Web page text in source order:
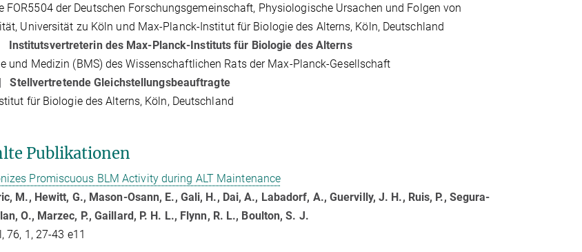
FOR5504 der Deutschen Forschungsgemeinschaft, Physiologische Ursachen und Folgen von
Universität zu Köln und Max-Planck-Institut für Biologie des Alterns, Köln, Deutschland
Institutsvertreterin des Max-Planck-Instituts für Biologie des Alterns
und Medizin (BMS) des Wissenschaftlichen Rats der Max-Planck-Gesellschaft
|Stellvertretende Gleichstellungsbeauftragte
für Biologie des Alterns, Köln, Deutschland
Publikationen
Promiscuous BLM Activity during ALT Maintenance
M., Hewitt, G., Mason-Osann, E., Gali, H., Dai, A., Labadorf, A., Guervilly, J. H., Ruis, P., Segura-
O., Marzec, P., Gaillard, P. H. L., Flynn, R. L., Boulton, S. J.
76, 1, 27-43 e11